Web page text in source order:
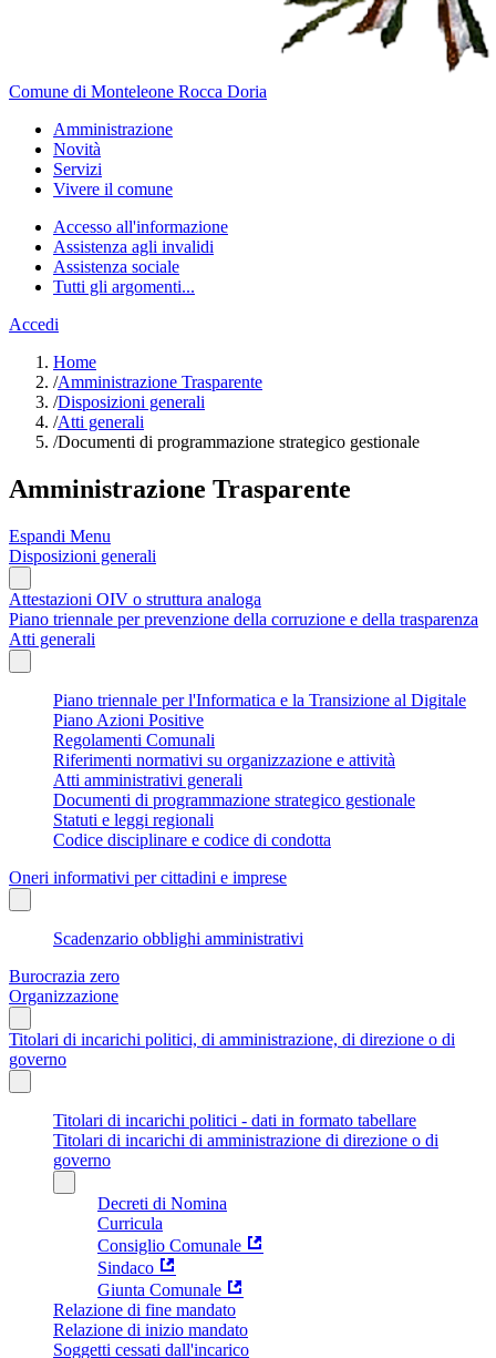
Comune di Monteleone Rocca Doria
Amministrazione
Novità
Servizi
Vivere il comune
Accesso all'informazione
Assistenza agli invalidi
Assistenza sociale
Tutti gli argomenti...
Accedi
Home
/Amministrazione Trasparente
/Disposizioni generali
/Atti generali
/Documenti di programmazione strategico gestionale
Amministrazione Trasparente
Espandi Menu
Disposizioni generali
Attestazioni OIV o struttura analoga
Piano triennale per prevenzione della corruzione e della trasparenza
Atti generali
Piano triennale per l'Informatica e la Transizione al Digitale
Piano Azioni Positive
Regolamenti Comunali
Riferimenti normativi su organizzazione e attività
Atti amministrativi generali
Documenti di programmazione strategico gestionale
Statuti e leggi regionali
Codice disciplinare e codice di condotta
Oneri informativi per cittadini e imprese
Scadenzario obblighi amministrativi
Burocrazia zero
Organizzazione
Titolari di incarichi politici, di amministrazione, di direzione o di
governo
Titolari di incarichi politici - dati in formato tabellare
Titolari di incarichi di amministrazione di direzione o di
governo
Decreti di Nomina
Curricula
Consiglio Comunale
Sindaco
Giunta Comunale
Relazione di fine mandato
Relazione di inizio mandato
Soggetti cessati dall'incarico